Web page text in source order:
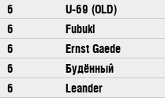
6 U-69 (OLD)
6 Fubuki
6 Ernst Gaede
6 Будённый
6 Leander